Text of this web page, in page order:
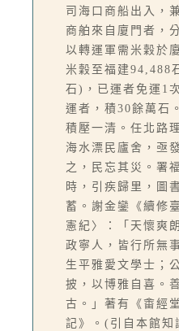
司海口商船出入，
商舶來自廈門者，
以轉運軍需米穀於
米穀至福建94,488
石)，已運者免運1
運者，積30餘萬石
積壓一清。任北路
海水漂民廬舍，亟
之，民忘其災。署
時，引疾歸里，圖
蓄。謝金鑾《續修
憲紀〉：「天懷爽
政寧人，皆行所無
生平雅愛文學士；
披，以博雅自喜。
古。」著有《畬經
記》。(引自本館知